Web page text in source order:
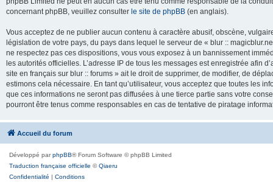
concernant phpBB, veuillez consulter le site de phpBB (en anglais).
Vous acceptez de ne publier aucun contenu à caractère abusif, obscène,
législation de votre pays, du pays dans lequel le serveur de « blur ::
ne respectez pas ces dispositions, vous vous exposez à un bannissement
les autorités officielles. L’adresse IP de tous les messages est enregistrée afin
site en français sur blur :: forums » ait le droit de supprimer, de modifier, de
estimons cela nécessaire. En tant qu’utilisateur, vous acceptez que toutes les
que ces informations ne seront pas diffusées à une tierce partie sans votre
pourront être tenus comme responsables en cas de tentative de piratage
Accueil du forum
Développé parphpBB® Forum Software © phpBB Limited
Traduction française officielle ©Qiaeru
Confidentialité | Conditions